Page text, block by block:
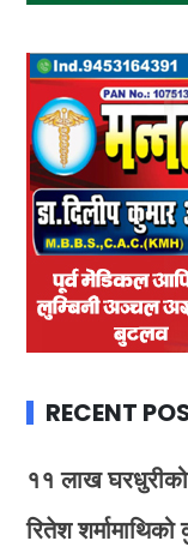
RECENT
११ लाख घरधुरीको
रितेश